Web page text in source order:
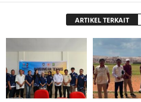
ARTIKEL TERKAIT